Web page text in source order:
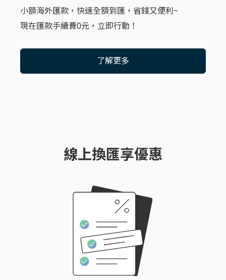
小額海外匯款，快速全額到匯，省錢又便利~
現在匯款手續費0元，立即行動！
了解更多
線上換匯享優惠